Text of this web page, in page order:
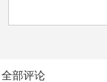
全部评论